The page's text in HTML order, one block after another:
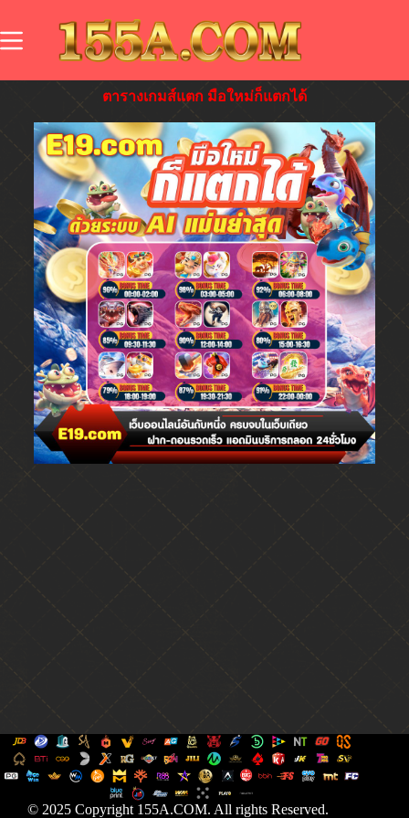
ตารางเกมส์แตก มือใหม่ก็แตกได้
© 2025 Copyright 155A.COM. All rights Reserved.